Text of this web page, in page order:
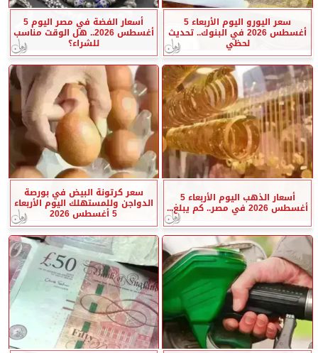
سعر اليورو اليوم الأربعاء 5
أغسطس 2026 في البنوك.. تحديث
لحظي
أسعار الفضة في مصر اليوم 5
أغسطس 2026.. هل الوقت مناسب
للشراء؟
أسعار الذهب اليوم الأربعاء 5
أغسطس 2026 في مصر.. كم يبلغ...
سعر كرتونة البيض في بورصة
الدواجن وللمستهلك اليوم الأربعاء
5 أغسطس 2026